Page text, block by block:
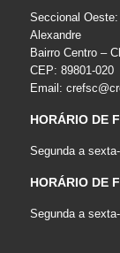
Seccional
Alexandre
Bairro Centro –
CEP: 89801-020
Email:
HORÁRIO DE
Segunda a
HORÁRIO DE
Segunda a